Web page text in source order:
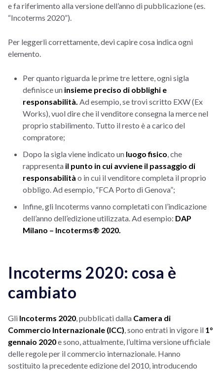
e fa riferimento alla versione dell’anno di pubblicazione (es.
“Incoterms 2020”).
Per leggerli correttamente, devi capire cosa indica ogni
elemento.
Per quanto riguarda le prime tre lettere, ogni sigla
definisce un insieme preciso di obblighi e
responsabilità. Ad esempio, se trovi scritto EXW (Ex
Works), vuol dire che il venditore consegna la merce nel
proprio stabilimento. Tutto il resto è a carico del
compratore;
Dopo la sigla viene indicato un luogo fisico , che
rappresenta il punto in cui avviene il passaggio di
responsabilità o in cui il venditore completa il proprio
obbligo. Ad esempio, “FCA Porto di Genova”;
Infine, gli Incoterms vanno completati con l’indicazione
dell’anno dell’edizione utilizzata. Ad esempio: DAP
Milano – Incoterms® 2020.
Incoterms 2020: cosa è
cambiato
Gli Incoterms 2020 , pubblicati dalla Camera di
Commercio Internazionale (ICC) , sono entrati in vigore il 1°
gennaio 2020e sono, attualmente, l’ultima versione ufficiale
delle regole per il commercio internazionale. Hanno
sostituito la precedente edizione del 2010, introducendo